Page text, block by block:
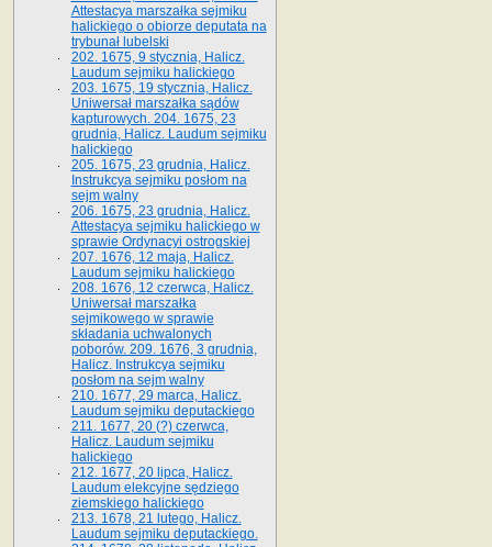
Attestacya marszałka sejmiku
halickiego o obiorze deputata na
trybunał lubelski
202. 1675, 9 stycznia, Halicz.
Laudum sejmiku halickiego
203. 1675, 19 stycznia, Halicz.
Uniwersał marszałka sądów
kapturowych. 204. 1675, 23
grudnia, Halicz. Laudum sejmiku
halickiego
205. 1675, 23 grudnia, Halicz.
Instrukcya sejmiku posłom na
sejm walny
206. 1675, 23 grudnia, Halicz.
Attestacya sejmiku halickiego w
sprawie Ordynacyi ostrogskiej
207. 1676, 12 maja, Halicz.
Laudum sejmiku halickiego
208. 1676, 12 czerwca, Halicz.
Uniwersał marszałka
sejmikowego w sprawie
składania uchwalonych
poborów. 209. 1676, 3 grudnia,
Halicz. Instrukcya sejmiku
posłom na sejm walny
210. 1677, 29 marca, Halicz.
Laudum sejmiku deputackiego
211. 1677, 20 (?) czerwca,
Halicz. Laudum sejmiku
halickiego
212. 1677, 20 lipca, Halicz.
Laudum elekcyjne sędziego
ziemskiego halickiego
213. 1678, 21 lutego, Halicz.
Laudum sejmiku deputackiego.